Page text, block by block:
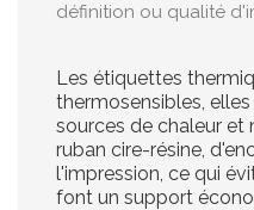
définition ou qualité
Les étiquettes
thermosensibles,
sources de chaleur et
ruban cire-résine,
l'impression, ce qui
font un support